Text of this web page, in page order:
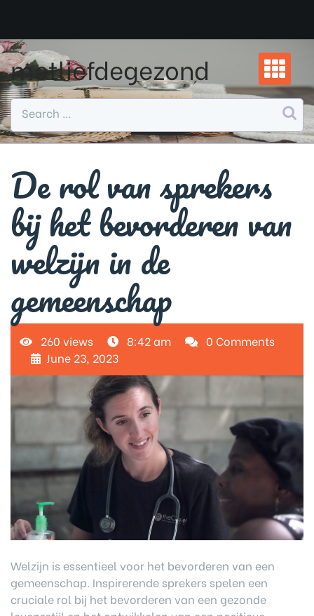
content
metliefdegezond
De rol van sprekers
bij het bevorderen van
welzijn in de
gemeenschap
260 views 8:42 am
0 Comments
June 23, 2023
Welzijn is essentieel voor het bevorderen van een
gemeenschap. Inspirerende sprekers spelen een
cruciale rol bij het bevorderen van een gezonde